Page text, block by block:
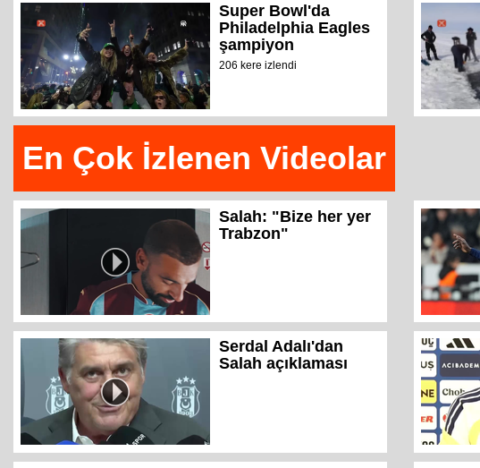
Super Bowl'da
Philadelphia Eagles
şampiyon
206 kere izlendi
En Çok İzlenen Videolar
Salah: "Bize her yer
Trabzon"
Serdal Adalı'dan
Salah açıklaması